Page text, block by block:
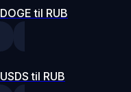
DOGE til RUB
USDS til RUB